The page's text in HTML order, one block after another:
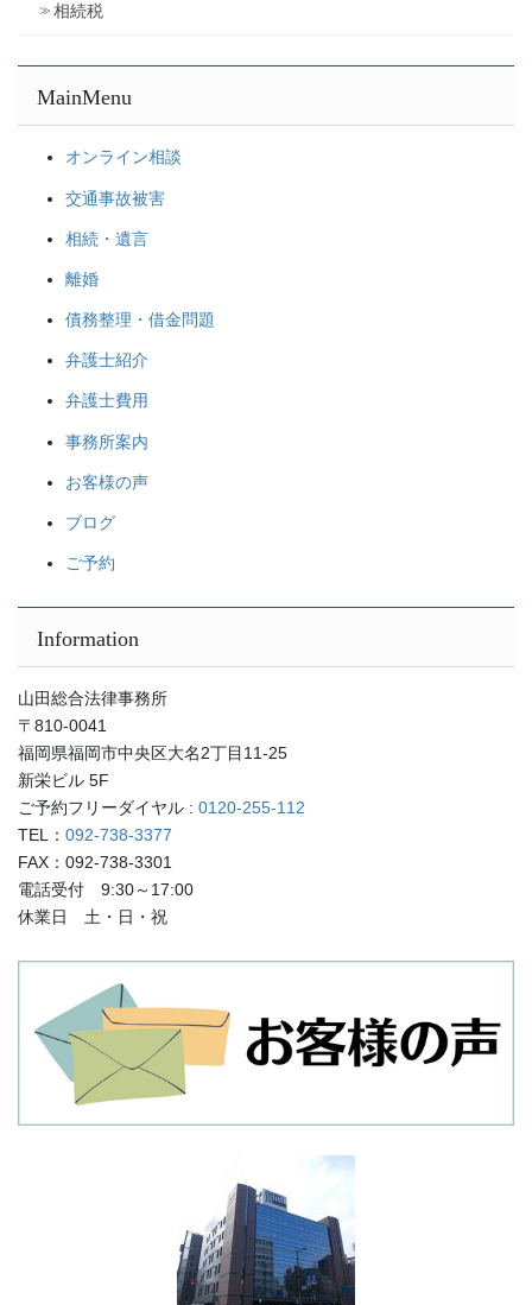
相続税
MainMenu
オンライン相談
交通事故被害
相続・遺言
離婚
債務整理・借金問題
弁護士紹介
弁護士費用
事務所案内
お客様の声
ブログ
ご予約
Information
山田総合法律事務所
〒810-0041
福岡県福岡市中央区大名2丁目11-25
新栄ビル 5F
ご予約フリーダイヤル : 0120-255-112
TEL： 092-738-3377
FAX：092-738-3301
電話受付 9:30～17:00
休業日 土・日・祝